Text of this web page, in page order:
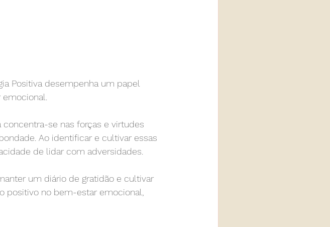
Positiva desempenha um papel
emocional.
concentra-se nas forças e virtudes
Ao identificar e cultivar essas
de lidar com adversidades.
um diário de gratidão e cultivar
positivo no bem-estar emocional,